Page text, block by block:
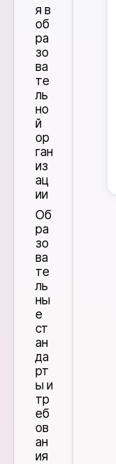
я в
об
ра
зо
ва
те
ль
но
й
ор
ган
из
ац
ии
Об
ра
зо
ва
те
ль
ны
е
ст
ан
да
рт
ы и
тр
еб
ов
ан
ия